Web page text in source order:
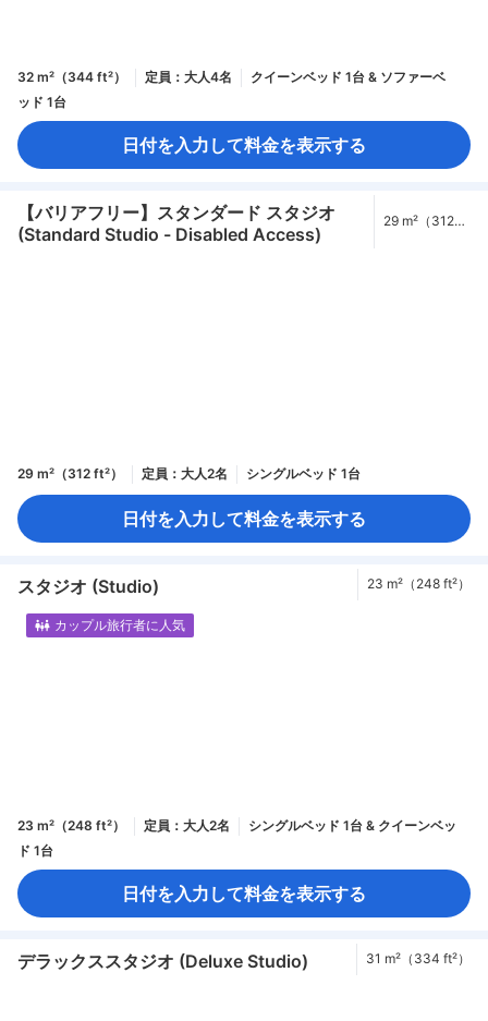
32 m²（344 ft²） 定員：大人4名
クイーンベッド 1台 & ソファーベ
ッド 1台
日付を入力して料金を表示する
【バリアフリー】スタンダード スタジオ
(Standard Studio - Disabled Access)
29 m²（312
29 m²（312 ft²） 定員：大人2名 シングルベッド 1台
日付を入力して料金を表示する
スタジオ (Studio) 23 m²（248 ft²）
カップル旅行者に人気
23 m²（248 ft²） 定員：大人2名
シングルベッド 1台 & クイーンベッ
ド 1台
日付を入力して料金を表示する
デラックススタジオ (Deluxe Studio) 31 m²（334 ft²）